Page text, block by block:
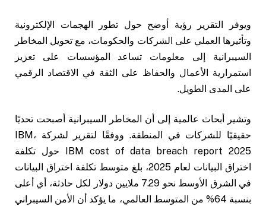
ويوفر التقرير رؤية أوضح حول تطور الهجمات الإلكترونية
وتأثيرها العملي على الشركات والحكومات، مع تحويل المخاطر
السيبرانية إلى معلومات تساعد المؤسسات على تعزيز
استمرارية الأعمال والحفاظ على الثقة في الاقتصاد الرقمي
على المدى الطويل.
وتشير أبحاث عالمية إلى أن المخاطر السيبرانية أصبحت تحديًا
حقيقيًا للشركات في المنطقة. ووفقًا لتقرير لشركة IBM،
IBM cost of data breach report 2025 حول تكلفة
اختراق البيانات لعام 2025، بلغ متوسط تكلفة اختراق البيانات
في الشرق الأوسط نحو 7.29 ملايين دولار لكل حادثة، أي أعلى
بنسبة 64% من المتوسط العالمي، ما يؤكد أن الأمن السيبراني